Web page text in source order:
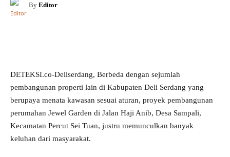
By Editor
DETEKSI.co-Deliserdang, Berbeda dengan sejumlah
pembangunan properti lain di Kabupaten Deli Serdang yang
berupaya menata kawasan sesuai aturan, proyek pembangunan
perumahan Jewel Garden di Jalan Haji Anib, Desa Sampali,
Kecamatan Percut Sei Tuan, justru memunculkan banyak
keluhan dari masyarakat.